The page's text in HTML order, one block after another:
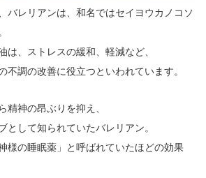
バレリアンは、和名ではセイヨウカノコソ
は、ストレスの緩和、軽減など、
不調の改善に役立つといわれています。
精神の昂ぶりを抑え、
として知られていたバレリアン。
様の睡眠薬」と呼ばれていたほどの効果